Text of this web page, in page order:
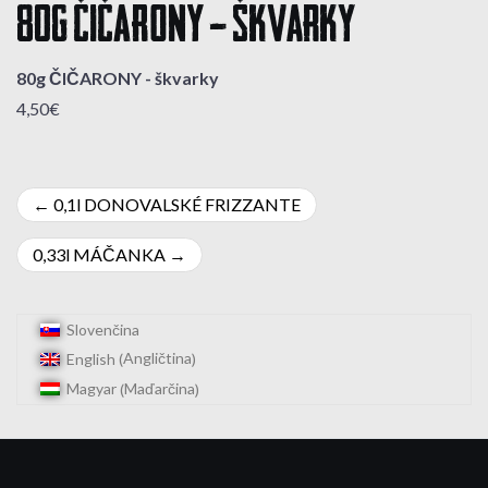
80g ČIČARONY – škvarky
80g ČIČARONY - škvarky
4,50€
Navigácia
v
0,1l DONOVALSKÉ FRIZZANTE
0,33l MÁČANKA
Slovenčina
English (Angličtina)
Magyar(Maďarčina)